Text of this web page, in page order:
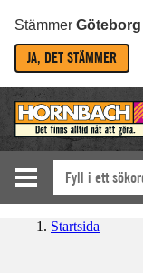
Stämmer Göteborg
JA, DET STÄMMER
Startsida